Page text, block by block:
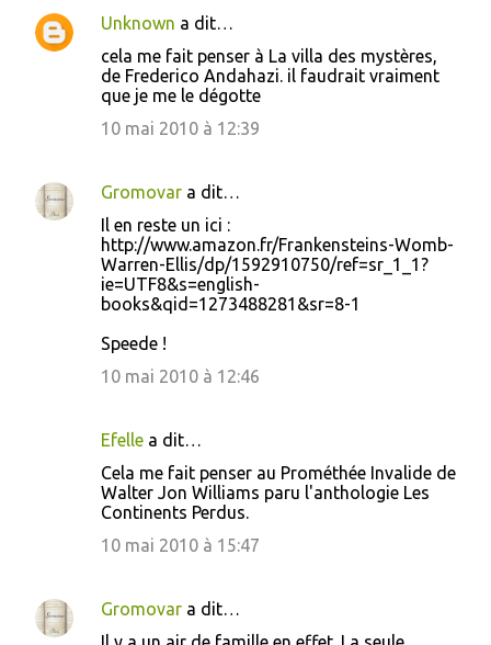
C
n
t
Unknown a dit…
cela me fait penser à La villa des mystères,
de Frederico Andahazi. il faudrait vraiment
que je me le dégotte
10 mai 2010 à 12:39
Gromovar a dit…
Il en reste un ici :
http://www.amazon.fr/Frankensteins-Womb-
Warren-Ellis/dp/1592910750/ref=sr_1_1?
ie=UTF8&s=english-
books&qid=1273488281&sr=8-1
Speede !
10 mai 2010 à 12:46
Efelle a dit…
Cela me fait penser au Prométhée Invalide de
Walter Jon Williams paru l'anthologie Les
Continents Perdus.
10 mai 2010 à 15:47
Gromovar a dit…